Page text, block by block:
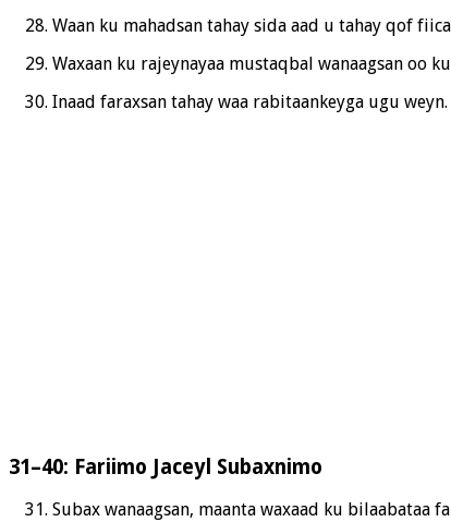
Waan ku mahadsan tahay sida aad u tahay qof
Waxaan ku rajeynayaa mustaqbal wanaagsan oo
Inaad faraxsan tahay waa rabitaankeyga ugu weyn.
31–40: Fariimo Jaceyl Subaxnimo
Subax wanaagsan, maanta waxaad ku bilaabataa